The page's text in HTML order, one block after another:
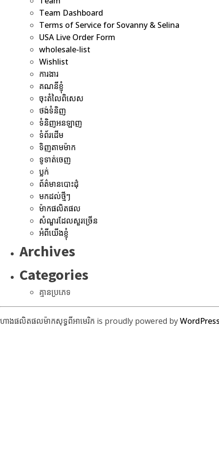
Team Dashboard
Terms of Service for Sovanny & Selina
USA Live Order Form
wholesale-list
Wishlist
ការងារ
គណនីខ្ញុំ
ចុះតំលៃពិសេស
ថង់ទំនិញ
ទំនិញអនឡាញ
ទំព័រដើម
ទិញតាមម៉ាក
ទូទាត់ចេញ
ប្លក់
ព័ត៌មានបោះដុំ
មកដល់ថ្មីៗ
ម៉ាកផលិតផល
សំណួរដែលសួរច្រើន
អំពីយើងខ្ញុំ
Archives
Categories
គ្មានប្រភេទ
ហាងផលិតផលម៉ាកសុទ្ធពីអាមេរិក is proudly powered by